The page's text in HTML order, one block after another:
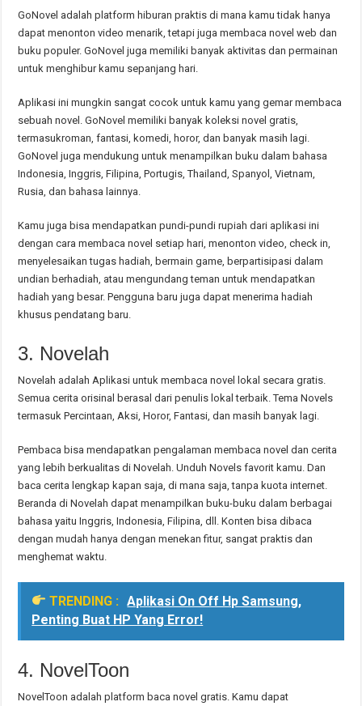
GoNovel adalah platform hiburan praktis di mana kamu tidak hanya
dapat menonton video menarik, tetapi juga membaca novel web dan
buku populer. GoNovel juga memiliki banyak aktivitas dan permainan
untuk menghibur kamu sepanjang hari.
Aplikasi ini mungkin sangat cocok untuk kamu yang gemar membaca
sebuah novel. GoNovel memiliki banyak koleksi novel gratis,
termasukroman, fantasi, komedi, horor, dan banyak masih lagi.
GoNovel juga mendukung untuk menampilkan buku dalam bahasa
Indonesia, Inggris, Filipina, Portugis, Thailand, Spanyol, Vietnam,
Rusia, dan bahasa lainnya.
Kamu juga bisa mendapatkan pundi-pundi rupiah dari aplikasi ini
dengan cara membaca novel setiap hari, menonton video, check in,
menyelesaikan tugas hadiah, bermain game, berpartisipasi dalam
undian berhadiah, atau mengundang teman untuk mendapatkan
hadiah yang besar. Pengguna baru juga dapat menerima hadiah
khusus pendatang baru.
3. Novelah
Novelah adalah Aplikasi untuk membaca novel lokal secara gratis.
Semua cerita orisinal berasal dari penulis lokal terbaik. Tema Novels
termasuk Percintaan, Aksi, Horor, Fantasi, dan masih banyak lagi.
Pembaca bisa mendapatkan pengalaman membaca novel dan cerita
yang lebih berkualitas di Novelah. Unduh Novels favorit kamu. Dan
baca cerita lengkap kapan saja, di mana saja, tanpa kuota internet.
Beranda di Novelah dapat menampilkan buku-buku dalam berbagai
bahasa yaitu Inggris, Indonesia, Filipina, dll. Konten bisa dibaca
dengan mudah hanya dengan menekan fitur, sangat praktis dan
menghemat waktu.
TRENDING :
Aplikasi On Off Hp Samsung,
Penting Buat HP Yang Error!
4. NovelToon
NovelToon adalah platform baca novel gratis. Kamu dapat